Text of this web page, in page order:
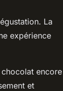
La
expérience
encore
et